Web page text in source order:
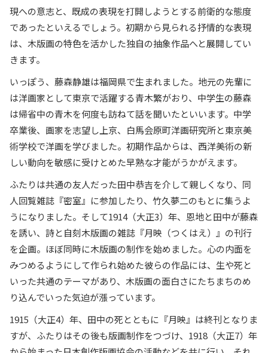
現への意志と、既成の表現を打開しようとする前衛的な態度
であったといえるでしょう。初期から見られる抒情的な表現
は、木版画の特色を活かした独自の抽象作品へと展開してい
きます。
いっぽう、藤森静雄は福岡県で生まれました。地元の先輩に
は洋画家として東京で活躍する青木繁がおり、中学生の藤森
は帰省中の青木を何度も訪ねて話を聞いたといいます。中学
卒業後、画家を志望し上京、白馬会原町洋画研究所と東京美
術学校で洋画を学びました。初期作品からは、西洋美術の新
しい動向を敏感に受けとめた早熟な才能がうかがえます。
ふたりは共通の友人だった田中恭吉を介して親しくなり、同
人回覧雑誌『密室』に参加したり、竹久夢二のもとに集うよ
うになりました。そして1914（大正3）年、恩地と田中が藤森
を誘い、詩と自刻木版画の雑誌『月映（つくはえ）』の刊行
を企画。ほぼ同時に木版画の制作を始めました。心の内面を
みつめるようにして作られ始めた彼らの作品には、生や死と
いった共通のテーマがあり、木版画の面白さにたちまちのめ
り込んでいった気迫が漲っています。
1915（大正4）年、田中の死とともに『月映』は終刊となりま
すが、ふたりはその後も版画制作をつづけ、1918（大正7）年